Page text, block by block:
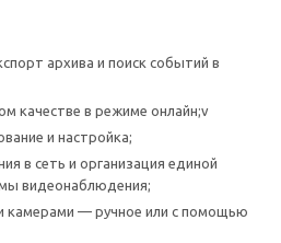
архива и поиск событий в
качестве в режиме онлайн;v
и настройка;
в сеть и организация единой
видеонаблюдения;
камерами — ручное или с помощью